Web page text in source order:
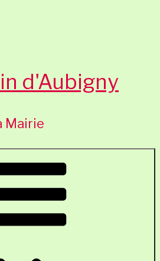
d'Aubigny
Mairie